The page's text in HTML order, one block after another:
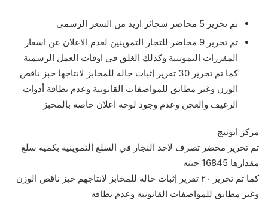
تم تحرير 5 محاضر سجائر ازيد من السعر الرسمي
تم تحرير 9 محاضر للتجار التموينين لعدم الاعلان عن اسعار
المقررات التموينية وكذلك الغلق في اوقات العمل الرسمية
كما تم تحرير 30 تقرير إثبات حاله للمخابز لانتاجها خبز ناقص
الوزن وغير مطابق للمواصفات القانونية وعدم نظافة أدوات
الرغيف والعجن وعدم وجود لوحة اعلان خاصة بالمخبز
مركز ابوتيج
تم تحرير محضر تصرف لاحد النجار في السلع التموينية بكمية سلع
مقدارها 16845 جنيه
كما تم تحرير ٢٠ تقرير إثبات حاله للمخابز لانتاجهم خبز ناقص الوزن
وغير مطابق للمواصفات القانونيه وعدم نظافه